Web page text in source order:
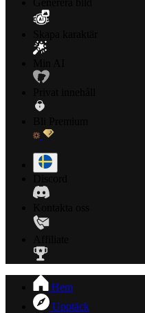
Hem
Upptäck